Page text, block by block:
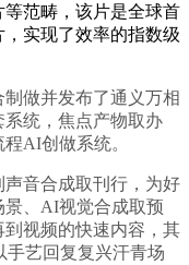
等范畴，该片是全球首
实现了效率的指数级
做并发布了通义万相
统，焦点产物取办
AI创做系统。
音合成取刊行，为好
、AI视觉合成取预
视频的快速内容，其
艺回复复兴汗青场